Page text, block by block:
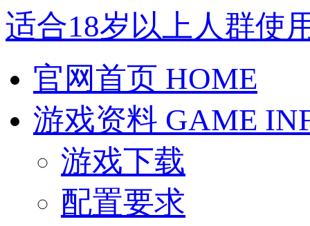
适合18岁以上人群使
官网首页 HOME
游戏资料 GAME
游戏下载
配置要求